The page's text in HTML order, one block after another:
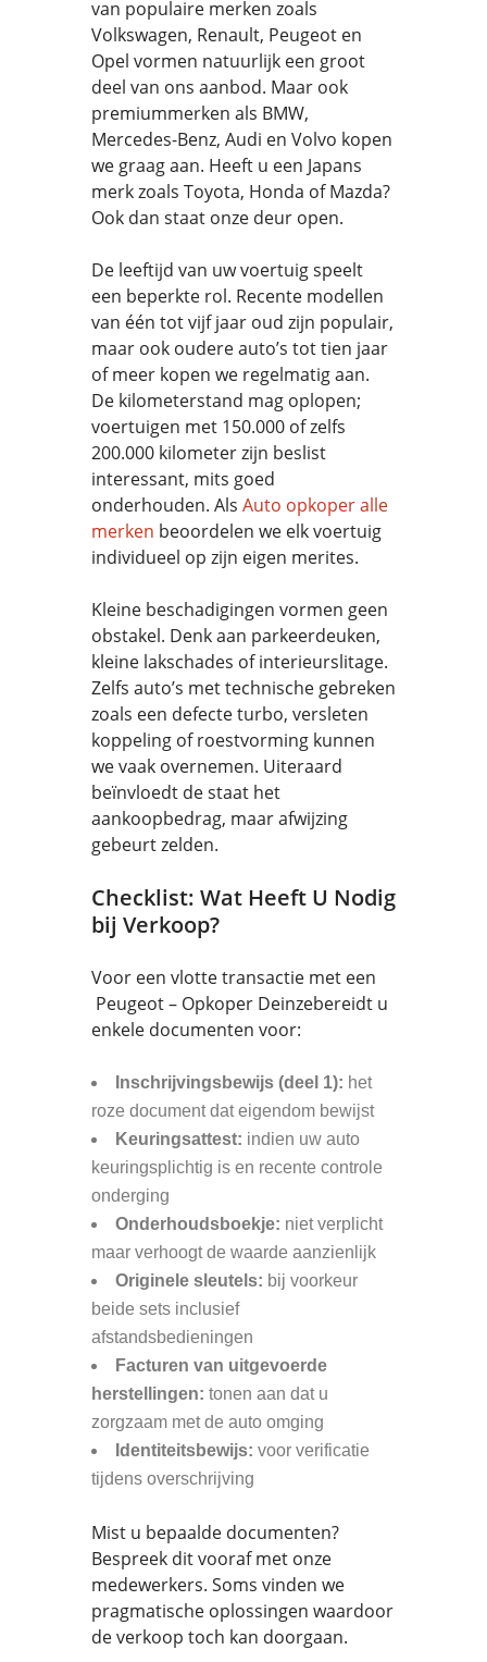
van populaire merken zoals
Volkswagen, Renault, Peugeot en
Opel vormen natuurlijk een groot
deel van ons aanbod. Maar ook
premiummerken als BMW,
Mercedes-Benz, Audi en Volvo kopen
we graag aan. Heeft u een Japans
merk zoals Toyota, Honda of Mazda?
Ook dan staat onze deur open.
De leeftijd van uw voertuig speelt
een beperkte rol. Recente modellen
van één tot vijf jaar oud zijn populair,
maar ook oudere auto’s tot tien jaar
of meer kopen we regelmatig aan.
De kilometerstand mag oplopen;
voertuigen met 150.000 of zelfs
200.000 kilometer zijn beslist
interessant, mits goed
onderhouden. Als Auto opkoper alle
merken beoordelen we elk voertuig
individueel op zijn eigen merites.
Kleine beschadigingen vormen geen
obstakel. Denk aan parkeerdeuken,
kleine lakschades of interieurslitage.
Zelfs auto’s met technische gebreken
zoals een defecte turbo, versleten
koppeling of roestvorming kunnen
we vaak overnemen. Uiteraard
beïnvloedt de staat het
aankoopbedrag, maar afwijzing
gebeurt zelden.
Checklist: Wat Heeft U Nodig
bij Verkoop?
Voor een vlotte transactie met een
Peugeot – Opkoper Deinzebereidt u
enkele documenten voor:
Inschrijvingsbewijs (deel 1): het
roze document dat eigendom bewijst
Keuringsattest: indien uw auto
keuringsplichtig is en recente controle
onderging
Onderhoudsboekje: niet verplicht
maar verhoogt de waarde aanzienlijk
Originele sleutels: bij voorkeur
beide sets inclusief
afstandsbedieningen
Facturen van uitgevoerde
herstellingen: tonen aan dat u
zorgzaam met de auto omging
Identiteitsbewijs: voor verificatie
tijdens overschrijving
Mist u bepaalde documenten?
Bespreek dit vooraf met onze
medewerkers. Soms vinden we
pragmatische oplossingen waardoor
de verkoop toch kan doorgaan.